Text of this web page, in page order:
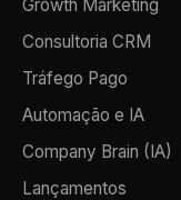
Growth Marketing
Consultoria CRM
Tráfego Pago
Automação e IA
Company Brain (IA)
Lançamentos